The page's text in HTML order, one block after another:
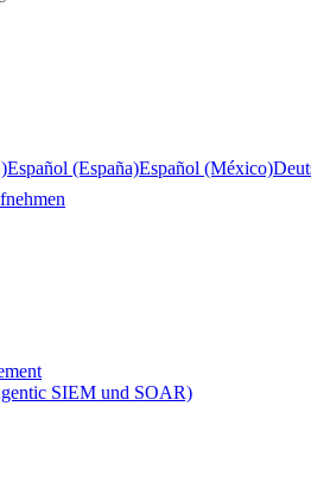
Español (España)Español (México)
SIEM und SOAR)